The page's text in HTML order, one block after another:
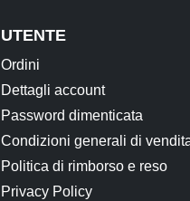
UTENTE
Ordini
Dettagli account
Password dimenticata
Condizioni generali di
Politica di rimborso e reso
Privacy Policy